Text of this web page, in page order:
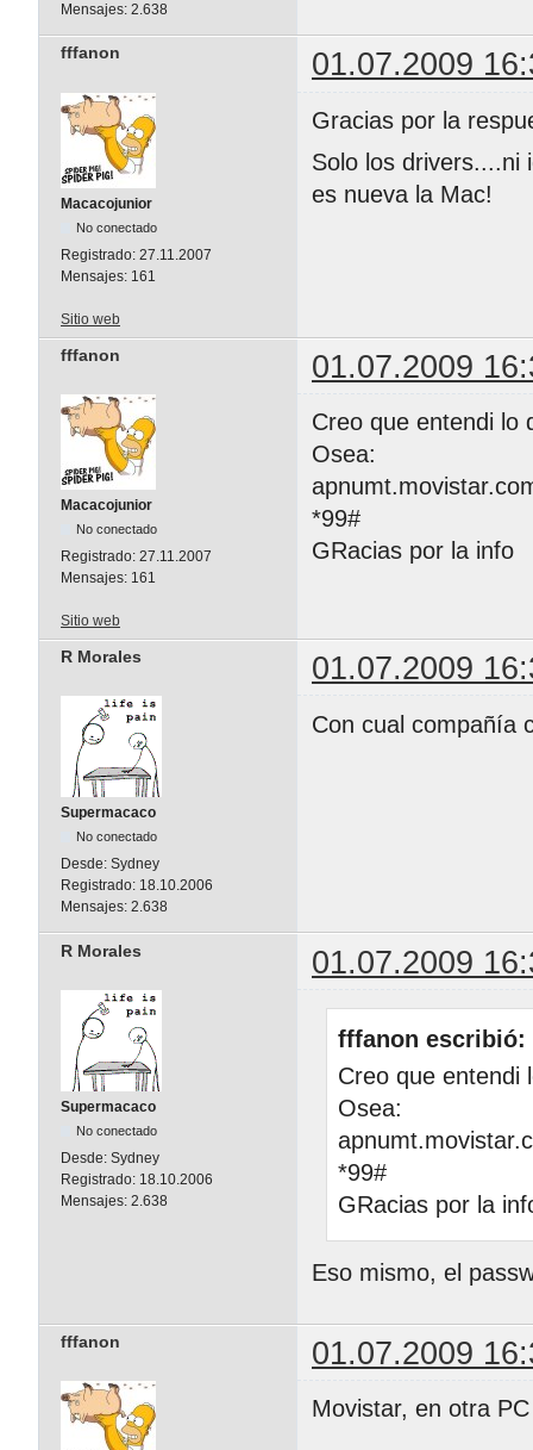
Mensajes: 2.638
fffanon 01.07.2009
Macacojunior
No conectado
Registrado: 27.11.2007
Mensajes: 161
Gracias por la
Solo los drivers....ni
es nueva la Mac!
Sitio web
fffanon 01.07.2009
Macacojunior
No conectado
Registrado: 27.11.2007
Mensajes: 161
Creo que entendi lo
Osea:
*99#
GRacias por la info
Sitio web
R Morales 01.07.2009
Supermacaco
No conectado
Desde: Sydney
Registrado: 18.10.2006
Mensajes: 2.638
Con cual compañía
R Morales 01.07.2009
Supermacaco
No conectado
Desde: Sydney
Registrado: 18.10.2006
Mensajes: 2.638
fffanon escribió:
Creo que entendi
Osea:
*99#
GRacias por la
Eso mismo, el
fffanon 01.07.2009
Movistar, en otra